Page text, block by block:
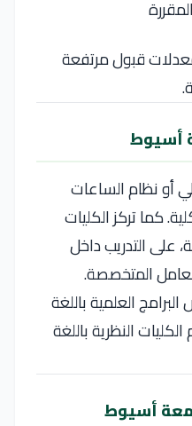
قبول مرتفعة
أسيوط
أو نظام الساعات
كما تركز الكليات
على التدريب داخل
المتخصصة.
العلمية باللغة
النظرية باللغة
أسيوط